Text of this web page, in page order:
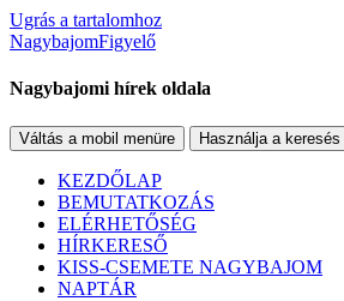
Ugrás a tartalomhoz
NagybajomFigyelő
Nagybajomi hírek oldala
Váltás a mobil menüre Használja a
KEZDŐLAP
BEMUTATKOZÁS
ELÉRHETŐSÉG
HÍRKERESŐ
KISS-CSEMETE NAGYBAJOM
NAPTÁR